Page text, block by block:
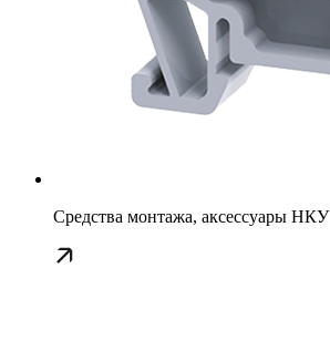
Средства монтажа, аксессуары НКУ